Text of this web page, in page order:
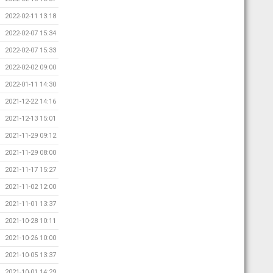
2022-02-11 13:18
2022-02-07 15:34
2022-02-07 15:33
2022-02-02 09:00
2022-01-11 14:30
2021-12-22 14:16
2021-12-13 15:01
2021-11-29 09:12
2021-11-29 08:00
2021-11-17 15:27
2021-11-02 12:00
2021-11-01 13:37
2021-10-28 10:11
2021-10-26 10:00
2021-10-05 13:37